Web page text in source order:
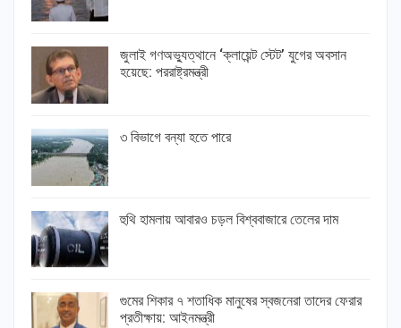
জুলাই গণঅভ্যুত্থানে ‘ক্লায়েন্ট স্টেট’ যুগের অবসান
হয়েছে: পররাষ্ট্রমন্ত্রী
৩ বিভাগে বন্যা হতে পারে
হুথি হামলায় আবারও চড়ল বিশ্ববাজারে তেলের দাম
গুমের শিকার ৭ শতাধিক মানুষের স্বজনেরা তাদের ফেরার
প্রতীক্ষায়: আইনমন্ত্রী